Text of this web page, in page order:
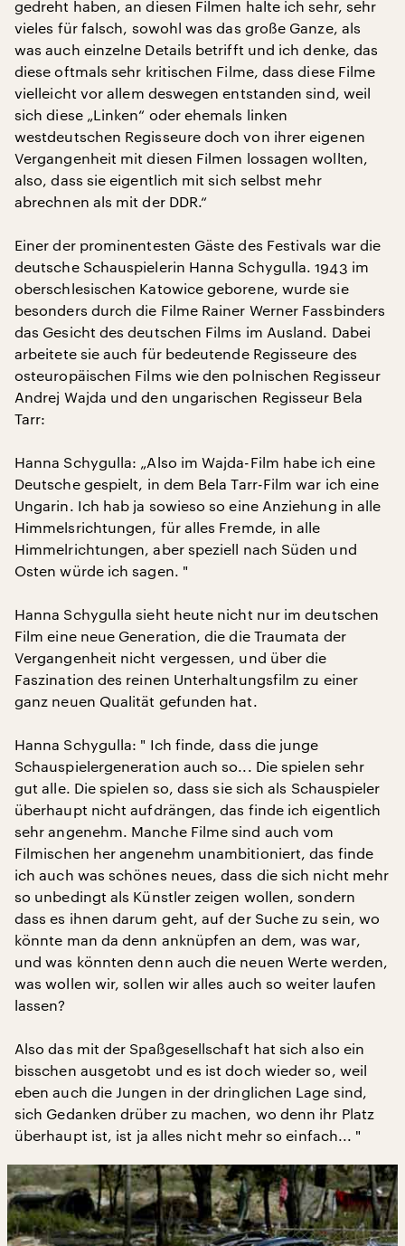
gedreht haben, an diesen Filmen halte ich sehr, sehr
vieles für falsch, sowohl was das große Ganze, als
was auch einzelne Details betrifft und ich denke, das
diese oftmals sehr kritischen Filme, dass diese Filme
vielleicht vor allem deswegen entstanden sind, weil
sich diese „Linken“ oder ehemals linken
westdeutschen Regisseure doch von ihrer eigenen
Vergangenheit mit diesen Filmen lossagen wollten,
also, dass sie eigentlich mit sich selbst mehr
abrechnen als mit der DDR.“
Einer der prominentesten Gäste des Festivals war die
deutsche Schauspielerin Hanna Schygulla. 1943 im
oberschlesischen Katowice geborene, wurde sie
besonders durch die Filme Rainer Werner Fassbinders
das Gesicht des deutschen Films im Ausland. Dabei
arbeitete sie auch für bedeutende Regisseure des
osteuropäischen Films wie den polnischen Regisseur
Andrej Wajda und den ungarischen Regisseur Bela
Tarr:
Hanna Schygulla: „Also im Wajda-Film habe ich eine
Deutsche gespielt, in dem Bela Tarr-Film war ich eine
Ungarin. Ich hab ja sowieso so eine Anziehung in alle
Himmelsrichtungen, für alles Fremde, in alle
Himmelrichtungen, aber speziell nach Süden und
Osten würde ich sagen. "
Hanna Schygulla sieht heute nicht nur im deutschen
Film eine neue Generation, die die Traumata der
Vergangenheit nicht vergessen, und über die
Faszination des reinen Unterhaltungsfilm zu einer
ganz neuen Qualität gefunden hat.
Hanna Schygulla: " Ich finde, dass die junge
Schauspielergeneration auch so... Die spielen sehr
gut alle. Die spielen so, dass sie sich als Schauspieler
überhaupt nicht aufdrängen, das finde ich eigentlich
sehr angenehm. Manche Filme sind auch vom
Filmischen her angenehm unambitioniert, das finde
ich auch was schönes neues, dass die sich nicht mehr
so unbedingt als Künstler zeigen wollen, sondern
dass es ihnen darum geht, auf der Suche zu sein, wo
könnte man da denn anknüpfen an dem, was war,
und was könnten denn auch die neuen Werte werden,
was wollen wir, sollen wir alles auch so weiter laufen
lassen?
Also das mit der Spaßgesellschaft hat sich also ein
bisschen ausgetobt und es ist doch wieder so, weil
eben auch die Jungen in der dringlichen Lage sind,
sich Gedanken drüber zu machen, wo denn ihr Platz
überhaupt ist, ist ja alles nicht mehr so einfach... "